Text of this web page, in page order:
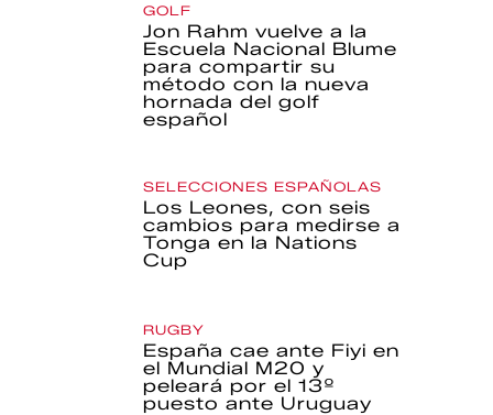
GOLF
Jon Rahm vuelve a la
Escuela Nacional Blume
para compartir su
método con la nueva
hornada del golf
español
SELECCIONES ESPAÑOLAS
Los Leones, con seis
cambios para medirse a
Tonga en la Nations
Cup
RUGBY
España cae ante Fiyi en
el Mundial M20 y
peleará por el 13º
puesto ante Uruguay